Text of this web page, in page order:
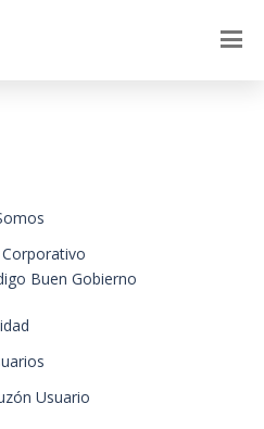
Buen Gobierno
Usuario